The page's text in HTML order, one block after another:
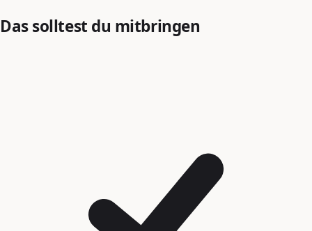
Das solltest du mitbringen